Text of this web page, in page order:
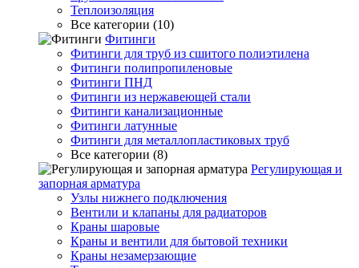
Теплоизоляция
Все категории (10)
Фитинги
Фитинги для труб из сшитого полиэтилена
Фитинги полипропиленовые
Фитинги ПНД
Фитинги из нержавеющей стали
Фитинги канализационные
Фитинги латунные
Фитинги для металлопластиковых труб
Все категории (8)
Регулирующая и
запорная арматура
Узлы нижнего подключения
Вентили и клапаны для радиаторов
Краны шаровые
Краны и вентили для бытовой техники
Краны незамерзающие